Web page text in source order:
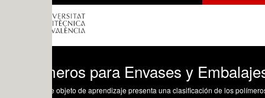
para Envases y Embalajes.